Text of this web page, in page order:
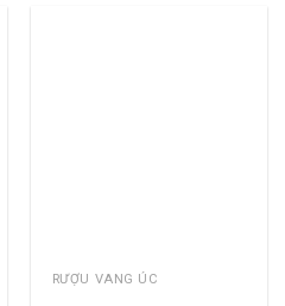
RƯỢU VANG ÚC